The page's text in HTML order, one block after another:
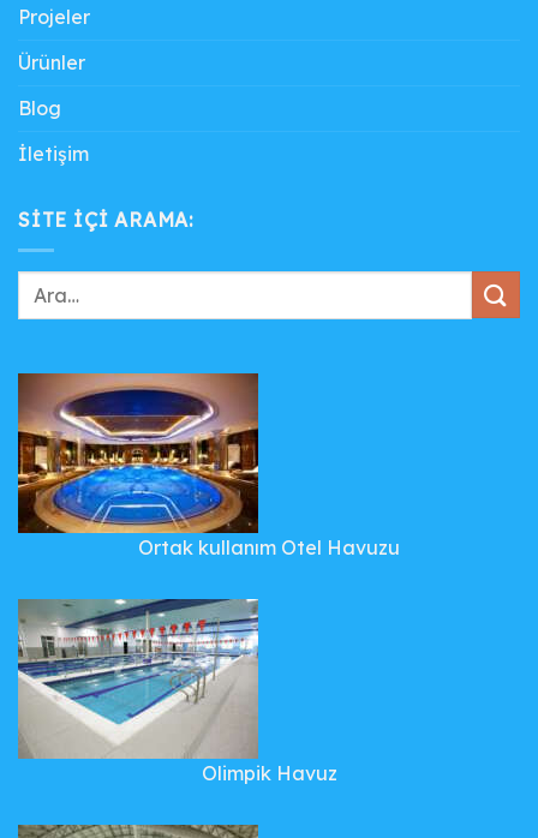
Projeler
Ürünler
Blog
İletişim
SITE IÇI ARAMA:
Ortak kullanım Otel Havuzu
Olimpik Havuz